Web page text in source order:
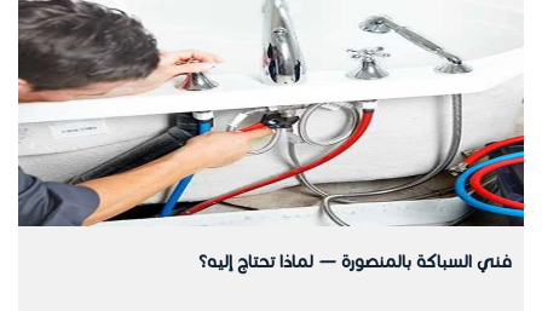
فني السباكة بالمنصورة — لماذا تحتاج إليه؟